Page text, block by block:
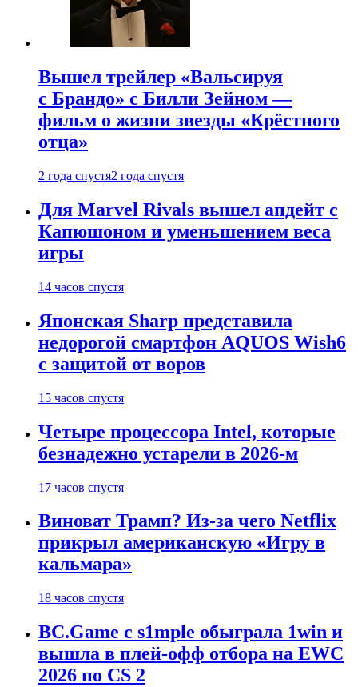
Вышел трейлер «Вальсируя
с Брандо» с Билли Зейном —
фильм о жизни звезды «Крёстного
отца»
2 года спустя2 года спустя
Для Marvel Rivals вышел апдейт с
Капюшоном и уменьшением веса
игры
14 часов спустя
Японская Sharp представила
недорогой смартфон AQUOS Wish6
с защитой от воров
15 часов спустя
Четыре процессора Intel, которые
безнадежно устарели в 2026-м
17 часов спустя
Виноват Трамп? Из-за чего Netflix
прикрыл американскую «Игру в
кальмара»
18 часов спустя
BC.Game с s1mple обыграла 1win и
вышла в плей-офф отбора на EWC
2026 по CS 2